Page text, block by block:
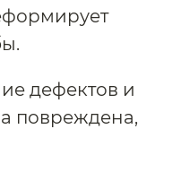
дефектов и
повреждена,